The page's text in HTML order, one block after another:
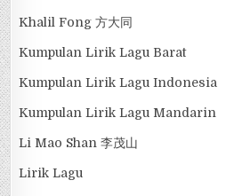
Khalil Fong 方大同
Kumpulan Lirik Lagu Barat
Kumpulan Lirik Lagu Indonesia
Kumpulan Lirik Lagu Mandarin
Li Mao Shan 李茂山
Lirik Lagu